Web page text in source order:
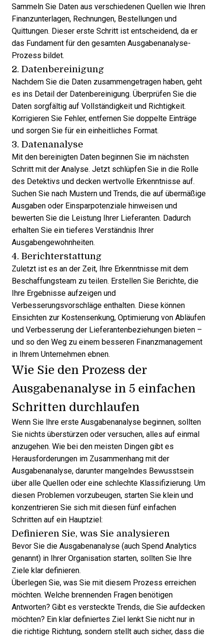
Sammeln Sie Daten aus verschiedenen Quellen wie Ihren
Finanzunterlagen, Rechnungen, Bestellungen und
Quittungen. Dieser erste Schritt ist entscheidend, da er
das Fundament für den gesamten Ausgabenanalyse-
Prozess bildet.
2. Datenbereinigung
Nachdem Sie die Daten zusammengetragen haben, geht
es ins Detail der Datenbereinigung. Überprüfen Sie die
Daten sorgfältig auf Vollständigkeit und Richtigkeit.
Korrigieren Sie Fehler, entfernen Sie doppelte Einträge
und sorgen Sie für ein einheitliches Format.
3. Datenanalyse
Mit den bereinigten Daten beginnen Sie im nächsten
Schritt mit der Analyse. Jetzt schlüpfen Sie in die Rolle
des Detektivs und decken wertvolle Erkenntnisse auf.
Suchen Sie nach Mustern und Trends, die auf übermäßige
Ausgaben oder Einsparpotenziale hinweisen und
bewerten Sie die Leistung Ihrer Lieferanten. Dadurch
erhalten Sie ein tieferes Verständnis Ihrer
Ausgabengewohnheiten.
4. Berichterstattung
Zuletzt ist es an der Zeit, Ihre Erkenntnisse mit dem
Beschaffungsteam zu teilen. Erstellen Sie Berichte, die
Ihre Ergebnisse aufzeigen und
Verbesserungsvorschläge enthalten. Diese können
Einsichten zur Kostensenkung, Optimierung von Abläufen
und Verbesserung der Lieferantenbeziehungen bieten –
und so den Weg zu einem besseren Finanzmanagement
in Ihrem Unternehmen ebnen.
Wie Sie den Prozess der
Ausgabenanalyse in 5 einfachen
Schritten durchlaufen
Wenn Sie Ihre erste Ausgabenanalyse beginnen, sollten
Sie nichts überstürzen oder versuchen, alles auf einmal
anzugehen. Wie bei den meisten Dingen gibt es
Herausforderungen im Zusammenhang mit der
Ausgabenanalyse, darunter mangelndes Bewusstsein
über alle Quellen oder eine schlechte Klassifizierung. Um
diesen Problemen vorzubeugen, starten Sie klein und
konzentrieren Sie sich mit diesen fünf einfachen
Schritten auf ein Hauptziel:
Definieren Sie, was Sie analysieren
Bevor Sie die Ausgabenanalyse (auch Spend Analytics
genannt) in Ihrer Organisation starten, sollten Sie Ihre
Ziele klar definieren.
Überlegen Sie, was Sie mit diesem Prozess erreichen
möchten. Welche brennenden Fragen benötigen
Antworten? Gibt es versteckte Trends, die Sie aufdecken
möchten? Ein klar definiertes Ziel lenkt Sie nicht nur in
die richtige Richtung, sondern stellt auch sicher, dass die